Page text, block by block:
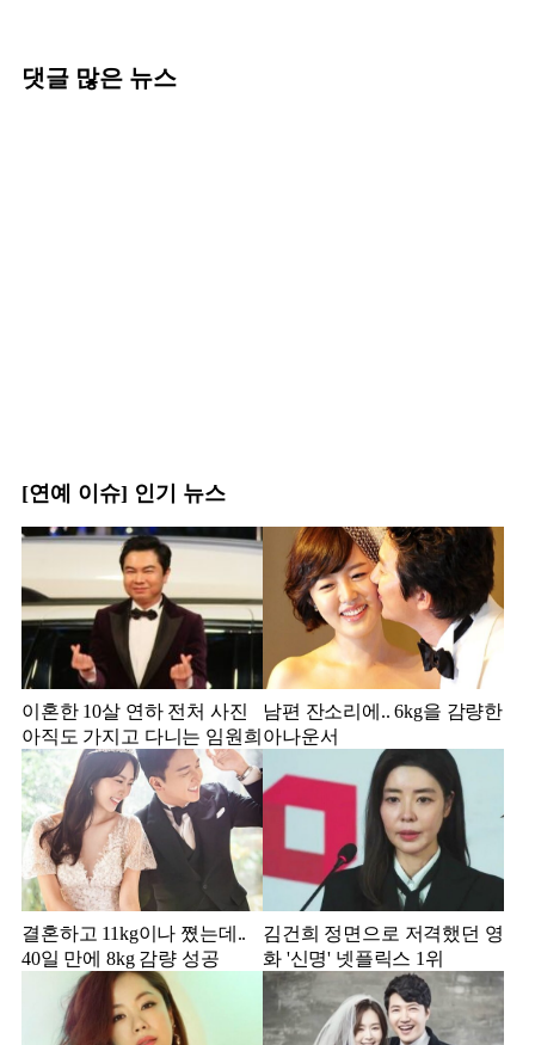
댓글 많은 뉴스
[연예 이슈] 인기 뉴스
이혼한 10살 연하 전처 사진
아직도 가지고 다니는 임원희
남편 잔소리에.. 6kg을 감량한
아나운서
결혼하고 11kg이나 쪘는데..
40일 만에 8kg 감량 성공
김건희 정면으로 저격했던 영
화 '신명' 넷플릭스 1위